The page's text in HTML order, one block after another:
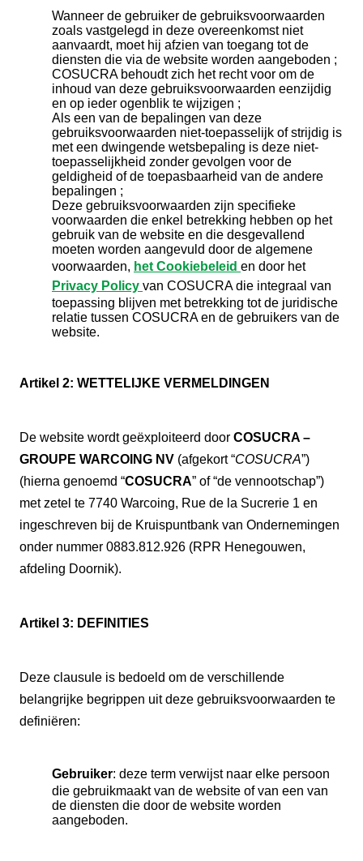
Wanneer de gebruiker de gebruiksvoorwaarden
zoals vastgelegd in deze overeenkomst niet
aanvaardt, moet hij afzien van toegang tot de
diensten die via de website worden aangeboden ;
COSUCRA behoudt zich het recht voor om de
inhoud van deze gebruiksvoorwaarden eenzijdig
en op ieder ogenblik te wijzigen ;
Als een van de bepalingen van deze
gebruiksvoorwaarden niet-toepasselijk of strijdig is
met een dwingende wetsbepaling is deze niet-
toepasselijkheid zonder gevolgen voor de
geldigheid of de toepasbaarheid van de andere
bepalingen ;
Deze gebruiksvoorwaarden zijn specifieke
voorwaarden die enkel betrekking hebben op het
gebruik van de website en die desgevallend
moeten worden aangevuld door de algemene
voorwaarden, het Cookiebeleid en door het
Privacy Policy van COSUCRA die integraal van
toepassing blijven met betrekking tot de juridische
relatie tussen COSUCRA en de gebruikers van de
website.
Artikel 2: WETTELIJKE VERMELDINGEN
De website wordt geëxploiteerd door COSUCRA –
GROUPE WARCOING NV (afgekort “COSUCRA”)
(hierna genoemd “COSUCRA” of “de vennootschap”)
met zetel te 7740 Warcoing, Rue de la Sucrerie 1 en
ingeschreven bij de Kruispuntbank van Ondernemingen
onder nummer 0883.812.926 (RPR Henegouwen,
afdeling Doornik).
Artikel 3: DEFINITIES
Deze clausule is bedoeld om de verschillende
belangrijke begrippen uit deze gebruiksvoorwaarden te
definiëren:
Gebruiker: deze term verwijst naar elke persoon
die gebruikmaakt van de website of van een van
de diensten die door de website worden
aangeboden.